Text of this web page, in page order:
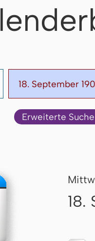
18. September
Erweiterte Suche
18.